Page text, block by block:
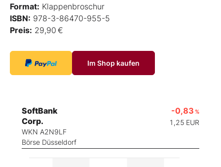
Format: Klappenbroschur
ISBN: 978-3-86470-955-5
Preis: 29,90 €
Im Shop kaufen
SoftBank
Corp.
WKN A2N9LF
Börse Düsseldorf
-0,83 %
1,25 EUR